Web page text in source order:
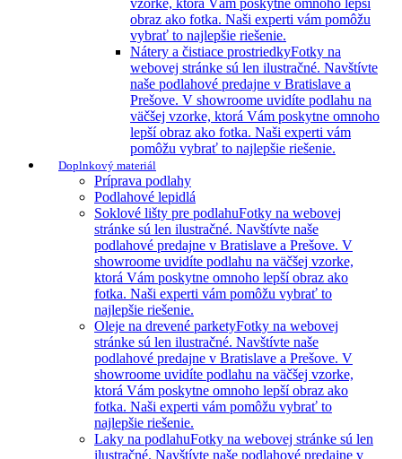
vzorke, ktorá Vám poskytne omnoho lepší
obraz ako fotka. Naši experti vám pomôžu
vybrať to najlepšie riešenie.
Nátery a čistiace prostriedkyFotky na
webovej stránke sú len ilustračné. Navštívte
naše podlahové predajne v Bratislave a
Prešove. V showroome uvidíte podlahu na
väčšej vzorke, ktorá Vám poskytne omnoho
lepší obraz ako fotka. Naši experti vám
pomôžu vybrať to najlepšie riešenie.
Doplnkový materiál
Príprava podlahy
Podlahové lepidlá
Soklové lišty pre podlahuFotky na webovej
stránke sú len ilustračné. Navštívte naše
podlahové predajne v Bratislave a Prešove. V
showroome uvidíte podlahu na väčšej vzorke,
ktorá Vám poskytne omnoho lepší obraz ako
fotka. Naši experti vám pomôžu vybrať to
najlepšie riešenie.
Oleje na drevené parketyFotky na webovej
stránke sú len ilustračné. Navštívte naše
podlahové predajne v Bratislave a Prešove. V
showroome uvidíte podlahu na väčšej vzorke,
ktorá Vám poskytne omnoho lepší obraz ako
fotka. Naši experti vám pomôžu vybrať to
najlepšie riešenie.
Laky na podlahuFotky na webovej stránke sú len
ilustračné. Navštívte naše podlahové predajne v